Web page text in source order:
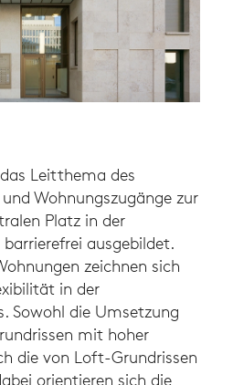
Leitthema des
Wohnungszugänge zur
Platz in der
ausgebildet.
zeichnen sich
in der
Sowohl die Umsetzung
mit hoher
die von Loft-Grundrissen
orientieren sich die